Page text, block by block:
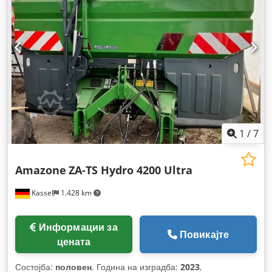
1 /7
Kassel 1.428 km
Amazone ZA-TS Hydro 4200 Ultra
цената
Повикајте
Состојба: половен, Година на изградба: 2023,